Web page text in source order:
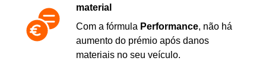
material
Com a fórmula Performance, não há
aumento do prémio após danos
materiais no seu veículo.